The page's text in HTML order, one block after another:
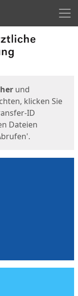
und
klicken Sie
ID
Dateien